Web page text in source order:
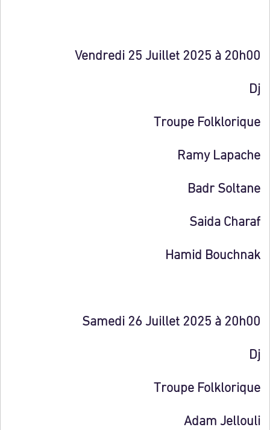
Vendredi 25 Juillet 2025 à 20h00
Dj
Troupe Folklorique
Ramy Lapache
Badr Soltane
Saida Charaf
Hamid Bouchnak
Samedi 26 Juillet 2025 à 20h00
Dj
Troupe Folklorique
Adam Jellouli